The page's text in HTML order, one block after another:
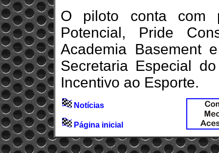
O piloto conta com
Potencial, Pride
Academia Basement
Secretaria Especial
Incentivo ao Esporte.
Notícias
Página inicial